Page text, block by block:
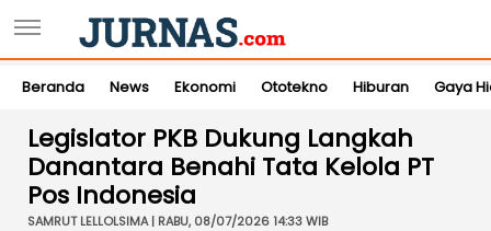
Beranda News Ekonomi Ototekno Hiburan Gaya
Legislator PKB Dukung Langkah
Danantara Benahi Tata Kelola PT
Pos Indonesia
SAMRUT LELLOLSIMA | RABU, 08/07/2026 14:33 WIB